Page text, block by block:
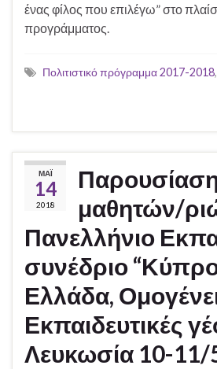
ένας φίλος που επιλέγω” στο
προγράμματος.
Πολιτιστικό πρόγραμμα 2017-2018,
ΜΆΙ
14
2018
μαθητών/
Πανελλήνιο
συνέδριο
Ελλάδα,
Εκπαιδευτικές
Λευκωσία 10-11/